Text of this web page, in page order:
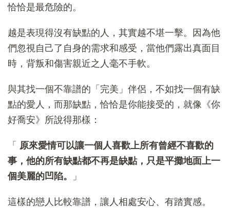
恰恰是最危險的。
越是表現得沒有缺點的人，其實越不堪一擊。因為他
們忽視自己了自身的需求和感受，當他們露出真面目
時，背叛和傷害親近之人毫不手軟。
與其找一個不靠譜的「完美」伴侶，不如找一個有缺
點的愛人，而那缺點，恰恰是你能接受的，就像《你
好喬安》所說得那樣：
「 原來愛情可以讓一個人喜歡上所有曾經不喜歡的
事，他的所有缺點都不再是缺點，只是平攤地面上一
個美麗的凹陷。
」
這樣的戀人比較靠譜，讓人相處安心、有踏實感。